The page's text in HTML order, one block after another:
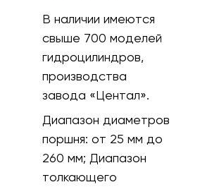
В наличии имеются
свыше 700 моделей
гидроцилиндров,
производства
завода «Центал».
Диапазон диаметров
поршня:от 25 мм до
260 мм; Диапазон
толкающего